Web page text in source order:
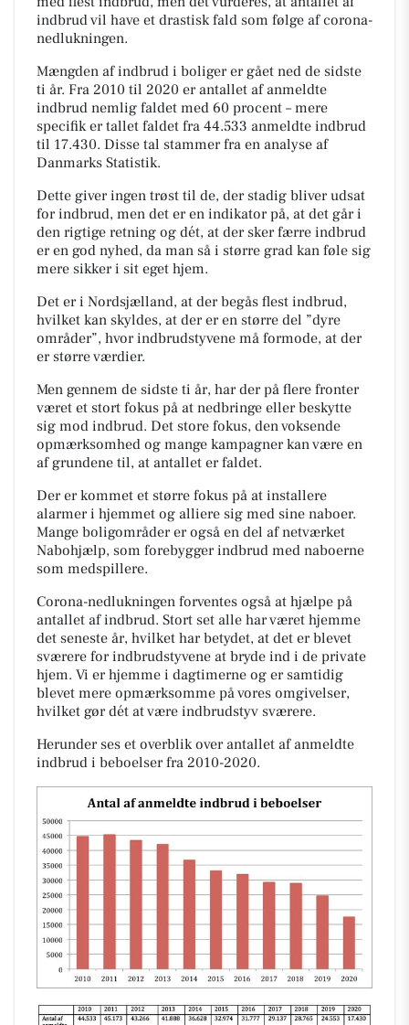
indbrud vil have et drastisk fald som følge af corona-
nedlukningen.
Mængden af indbrud i boliger er gået ned de sidste
ti år. Fra 2010 til 2020 er antallet af anmeldte
indbrud nemlig faldet med 60 procent – mere
specifik er tallet faldet fra 44.533 anmeldte indbrud
til 17.430. Disse tal stammer fra en analyse af
Danmarks Statistik.
Dette giver ingen trøst til de, der stadig bliver udsat
for indbrud, men det er en indikator på, at det går i
den rigtige retning og dét, at der sker færre indbrud
er en god nyhed, da man så i større grad kan føle sig
mere sikker i sit eget hjem.
Det er i Nordsjælland, at der begås flest indbrud,
hvilket kan skyldes, at der er en større del ”dyre
områder”, hvor indbrudstyvene må formode, at der
er større værdier.
Men gennem de sidste ti år, har der på flere fronter
været et stort fokus på at nedbringe eller beskytte
sig mod indbrud. Det store fokus, den voksende
opmærksomhed og mange kampagner kan være en
af grundene til, at antallet er faldet.
Der er kommet et større fokus på at installere
alarmer i hjemmet og alliere sig med sine naboer.
Mange boligområder er også en del af netværket
Nabohjælp, som forebygger indbrud med naboerne
som medspillere.
Corona-nedlukningen forventes også at hjælpe på
antallet af indbrud. Stort set alle har været hjemme
det seneste år, hvilket har betydet, at det er blevet
sværere for indbrudstyvene at bryde ind i de private
hjem. Vi er hjemme i dagtimerne og er samtidig
blevet mere opmærksomme på vores omgivelser,
hvilket gør dét at være indbrudstyv sværere.
Herunder ses et overblik over antallet af anmeldte
indbrud i beboelser fra 2010-2020.